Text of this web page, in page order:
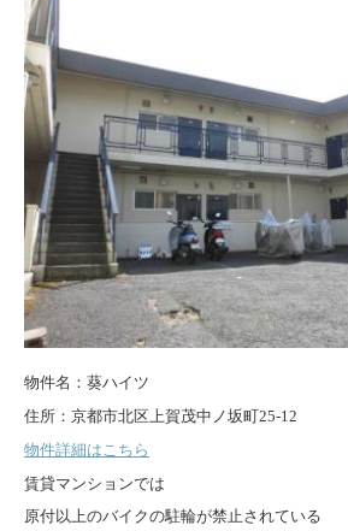
物件名：葵ハイツ
住所：京都市北区上賀茂中ノ坂町25-12
物件詳細はこちら
賃貸マンションでは
原付以上のバイクの駐輪が禁止されている